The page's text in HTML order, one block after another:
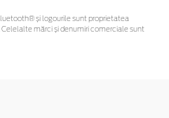
și logourile sunt proprietatea
Celelalte mărci și denumiri comerciale sunt